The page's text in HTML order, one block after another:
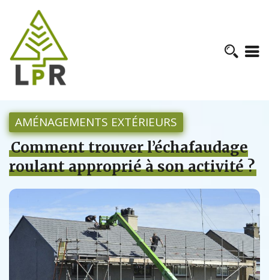
AMÉNAGEMENTS EXTÉRIEURS
Comment trouver l’échafaudage
roulant approprié à son activité ?